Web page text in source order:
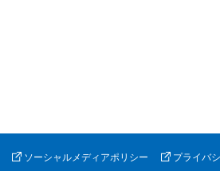
ソーシャルメディアポリシー プライバ